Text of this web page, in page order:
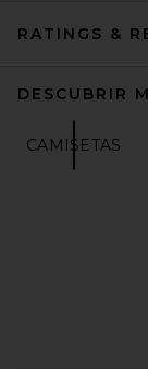
RATINGS &
DESCUBRIR
CAMISETAS